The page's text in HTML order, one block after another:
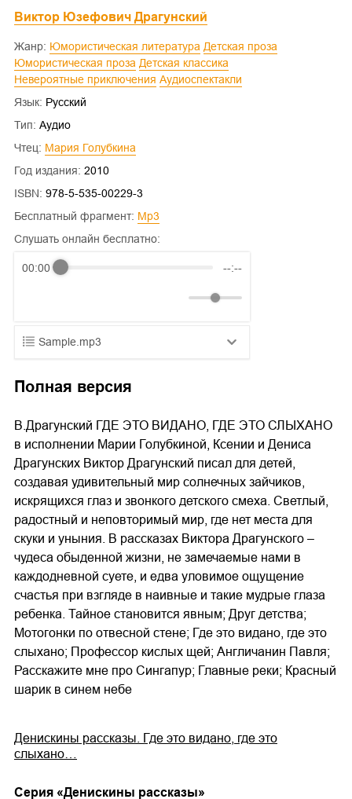
Виктор Юзефович Драгунский
Жанр: Юмористическая литература
Детская проза
Юмористическая проза
Детская классика
Невероятные приключения
Аудиоспектакли
Язык: Русский
Тип: Аудио
Чтец:
Мария Голубкина
Год издания: 2010
ISBN: 978-5-535-00229-3
Бесплатный фрагмент:
mp3
Слушать онлайн бесплатно:
00:00 --:--
Sample.mp3
03.mp3 14:00
Полная версия
В.Драгунский ГДЕ ЭТО ВИДАНО, ГДЕ ЭТО СЛЫХАНО
в исполнении Марии Голубкиной, Ксении и Дениса
Драгунских Виктор Драгунский писал для детей,
создавая удивительный мир солнечных зайчиков,
искрящихся глаз и звонкого детского смеха. Светлый,
радостный и неповторимый мир, где нет места для
скуки и уныния. В рассказах Виктора Драгунского –
чудеса обыденной жизни, не замечаемые нами в
каждодневной суете, и едва уловимое ощущение
счастья при взгляде в наивные и такие мудрые глаза
ребенка. Тайное становится явным; Друг детства;
Мотогонки по отвесной стене; Где это видано, где это
слыхано; Профессор кислых щей; Англичанин Павля;
Расскажите мне про Сингапур; Главные реки; Красный
шарик в синем небе
Денискины рассказы. Где это видано, где это
слыхано…
Cерия «Денискины рассказы»